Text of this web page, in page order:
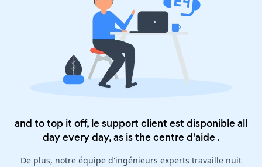
and to top it off, le support client est disponible all
day every day, as is thecentre d'aide.
De plus, notre équipe d'ingénieurs experts travaille nuit